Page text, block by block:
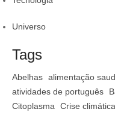
Universo
Tags
Abelhas alimentação
atividades de português
Citoplasma
Crise climática